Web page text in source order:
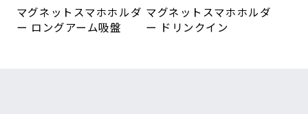
マグネットスマホホルダ
ー ロングアーム吸盤
マグネットスマホホルダ
ー ドリンクイン